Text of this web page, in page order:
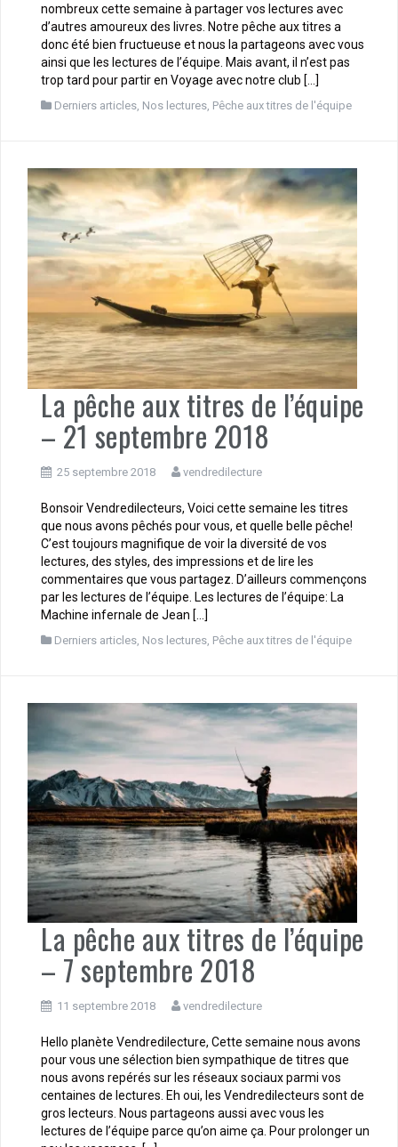
nombreux cette semaine à partager vos lectures avec
d’autres amoureux des livres. Notre pêche aux titres a
donc été bien fructueuse et nous la partageons avec vous
ainsi que les lectures de l’équipe. Mais avant, il n’est pas
trop tard pour partir en Voyage avec notre club […]
Derniers articles, Nos lectures, Pêche aux titres de l'équipe
La pêche aux titres de l’équipe
– 21 septembre 2018
25 septembre 2018 vendredilecture
Bonsoir Vendredilecteurs, Voici cette semaine les titres
que nous avons pêchés pour vous, et quelle belle pêche!
C’est toujours magnifique de voir la diversité de vos
lectures, des styles, des impressions et de lire les
commentaires que vous partagez. D’ailleurs commençons
par les lectures de l’équipe. Les lectures de l’équipe: La
Machine infernale de Jean […]
Derniers articles Nos lectures Pêche aux titres de l'équipe
La pêche aux titres de l’équipe
– 7 septembre 2018
11 septembre 2018 vendredilecture
Hello planète Vendredilecture, Cette semaine nous avons
pour vous une sélection bien sympathique de titres que
nous avons repérés sur les réseaux sociaux parmi vos
centaines de lectures. Eh oui, les Vendredilecteurs sont de
gros lecteurs. Nous partageons aussi avec vous les
lectures de l’équipe parce qu’on aime ça. Pour prolonger un